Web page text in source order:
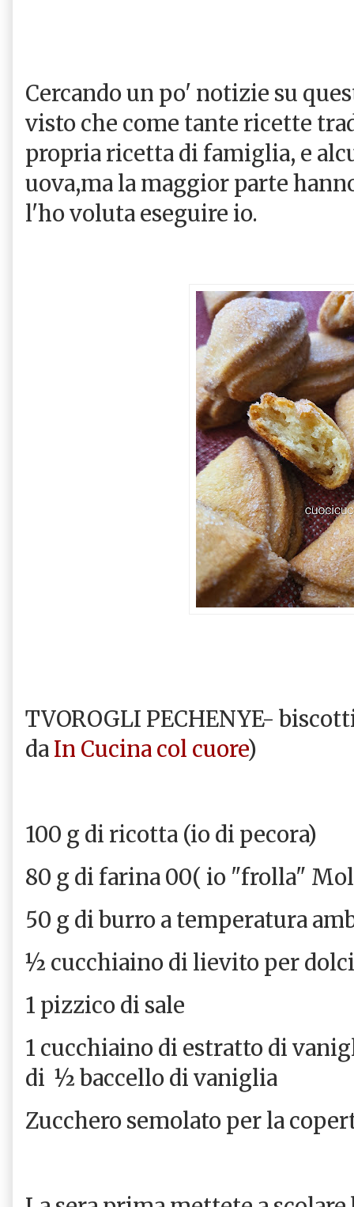
Cercando un po' notizie su
visto che come tante ricette
propria ricetta di famiglia, e
uova,ma la maggior parte
l'ho voluta eseguire io.
TVOROGLI PECHENYE-
da In Cucina col cuore)
100 g di ricotta (io di pecora)
80 g di farina 00( io "frolla"
50 g di burro a temperatura
½ cucchiaino di lievito per dolci
1 pizzico di sale
1 cucchiaino di estratto di
di ½ baccello di vaniglia
Zucchero semolato per la